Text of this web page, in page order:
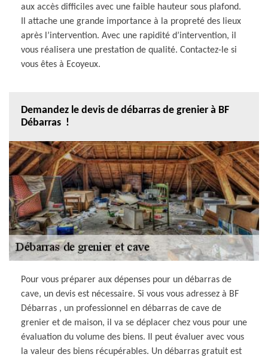
aux accès difficiles avec une faible hauteur sous plafond.
Il attache une grande importance à la propreté des lieux
après l’intervention. Avec une rapidité d’intervention, il
vous réalisera une prestation de qualité. Contactez-le si
vous êtes à Ecoyeux.
Demandez le devis de débarras de grenier à BF
Débarras !
Pour vous préparer aux dépenses pour un débarras de
cave, un devis est nécessaire. Si vous vous adressez à BF
Débarras , un professionnel en débarras de cave de
grenier et de maison, il va se déplacer chez vous pour une
évaluation du volume des biens. Il peut évaluer avec vous
la valeur des biens récupérables. Un débarras gratuit est